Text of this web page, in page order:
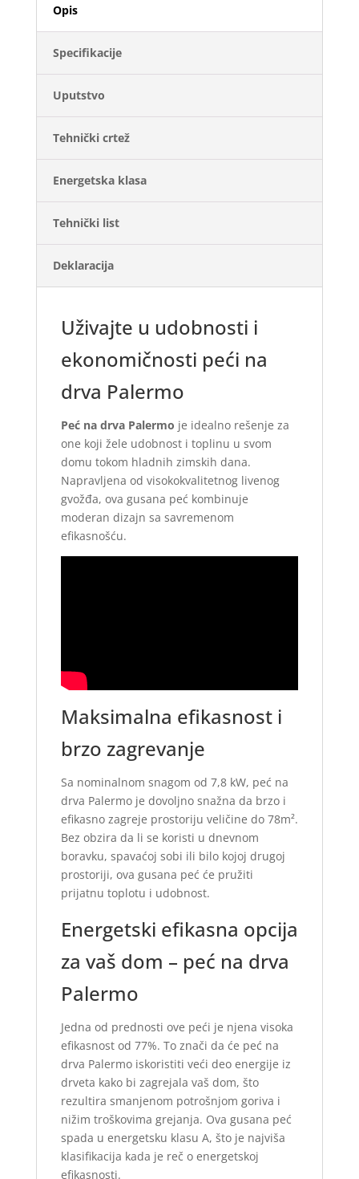
Opis
Specifikacije
Uputstvo
Tehnički crtež
Energetska klasa
Tehnički list
Deklaracija
Uživajte u udobnosti i
ekonomičnosti peći na
drva Palermo
Peć na drva Palermo je idealno rešenje za
one koji žele udobnost i toplinu u svom
domu tokom hladnih zimskih dana.
Napravljena od visokokvalitetnog livenog
gvožđa, ova gusana peć kombinuje
moderan dizajn sa savremenom
efikasnošću.
Maksimalna efikasnost i
brzo zagrevanje
Sa nominalnom snagom od 7,8 kW, peć na
drva Palermo je dovoljno snažna da brzo i
efikasno zagreje prostoriju veličine do 78m².
Bez obzira da li se koristi u dnevnom
boravku, spavaćoj sobi ili bilo kojoj drugoj
prostoriji, ova gusana peć će pružiti
prijatnu toplotu i udobnost.
Energetski efikasna opcija
za vaš dom – peć na drva
Palermo
Jedna od prednosti ove peći je njena visoka
efikasnost od 77%. To znači da će peć na
drva Palermo iskoristiti veći deo energije iz
drveta kako bi zagrejala vaš dom, što
rezultira smanjenom potrošnjom goriva i
nižim troškovima grejanja. Ova gusana peć
spada u energetsku klasu A, što je najviša
klasifikacija kada je reč o energetskoj
efikasnosti.